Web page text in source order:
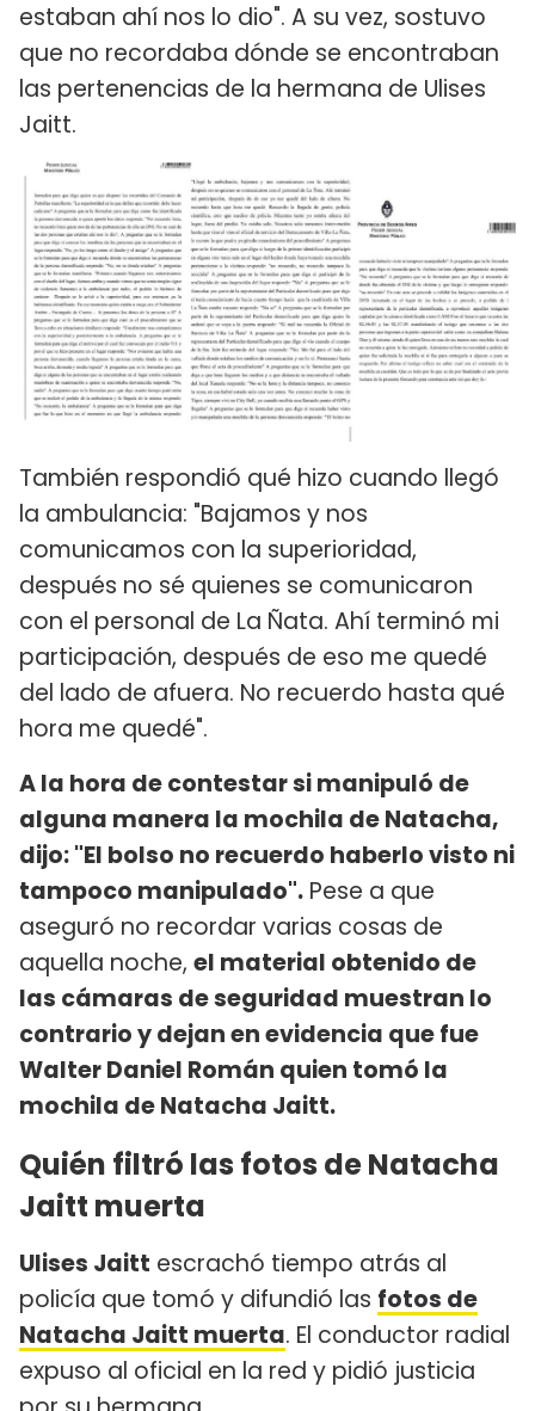
estaban ahí nos lo dio". A su vez, sostuvo
que no recordaba dónde se encontraban
las pertenencias de la hermana de Ulises
Jaitt.
También respondió qué hizo cuando llegó
la ambulancia: "Bajamos y nos
comunicamos con la superioridad,
después no sé quienes se comunicaron
con el personal de La Ñata. Ahí terminó mi
participación, después de eso me quedé
del lado de afuera. No recuerdo hasta qué
hora me quedé".
A la hora de contestar si manipuló de
alguna manera la mochila de Natacha,
dijo: "El bolso no recuerdo haberlo visto ni
tampoco manipulado". Pese a que
aseguró no recordar varias cosas de
aquella noche, el material obtenido de
las cámaras de seguridad muestran lo
contrario y dejan en evidencia que fue
Walter Daniel Román quien tomó la
mochila de Natacha Jaitt.
Quién filtró las fotos de Natacha
Jaitt muerta
Ulises Jaitt escrachó tiempo atrás al
policía que tomó y difundió las fotos de
Natacha Jaitt muerta. El conductor radial
expuso al oficial en la red y pidió justicia